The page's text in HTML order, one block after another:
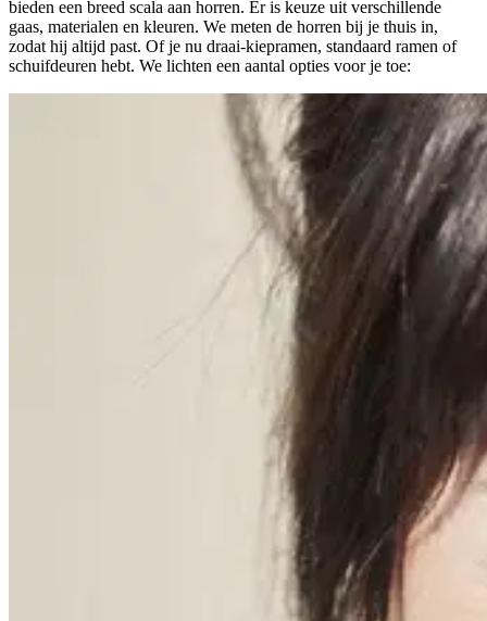
bieden een breed scala aan horren. Er is keuze uit verschillende
gaas, materialen en kleuren. We meten de horren bij je thuis in,
zodat hij altijd past. Of je nu draai-kiepramen, standaard ramen of
schuifdeuren hebt. We lichten een aantal opties voor je toe: